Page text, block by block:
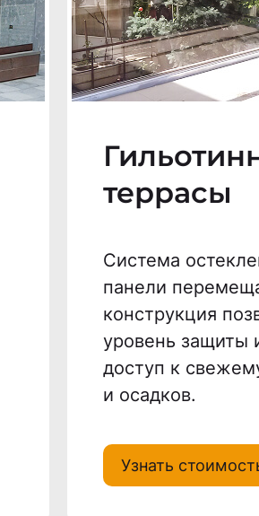
террасы
Система
панели
конструкция
уровень защиты
доступ к
и осадков.
Узнать